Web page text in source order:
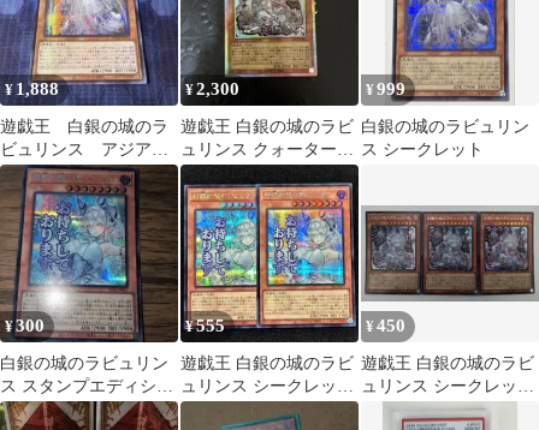
¥ 1,888
遊戯王 白銀の城のラ
ビュリンス アジアシ
ークレット
¥2,300
遊戯王 白銀の城のラビ
ュリンス クォーターセ
ンチュリーシークレッ
ト
¥999
白銀の城のラビュリン
ス シークレット
¥300
白銀の城のラビュリン
ス スタンプエディショ
ン シークレット
¥555
遊戯王 白銀の城のラビ
ュリンス シークレット
レア2枚スタンプ
¥450
遊戯王 白銀の城のラビ
ュリンス シークレット